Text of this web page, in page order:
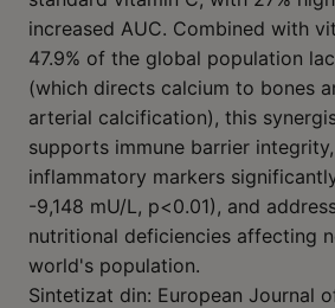
increased AUC. Combined with
47.9% of the global population
(which directs calcium to bones
arterial calcification), this
supports immune barrier
inflammatory markers
-9,148 mU/L, p<0.01), and
nutritional deficiencies affecting
world's population.
Sintetizat din: European Journal